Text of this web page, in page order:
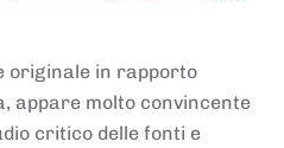
originale in rapporto
appare molto convincente
critico delle fonti e